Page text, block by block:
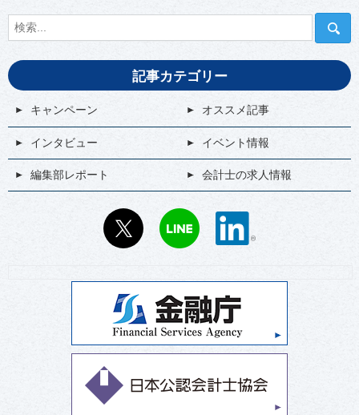
記事カテゴリー
キャンペーン オススメ記事
インタビュー イベント情報
編集部レポート 会計士の求人情報
LINE